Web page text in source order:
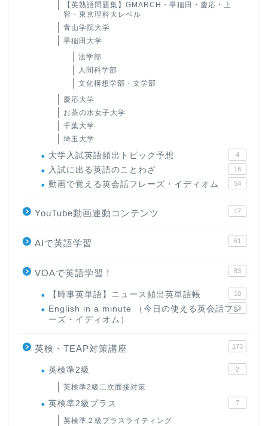
【英熟語問題集】GMARCH・早稲田・慶応・上
智・東京理科大レベル
青山学院大学
早稲田大学
法学部
人間科学部
文化構想学部・文学部
慶応大学
お茶の水女子大学
千葉大学
埼玉大学
大学入試英語頻出トピック予想 4
入試に出る英語のことわざ 16
動画で覚える英会話フレーズ・イディオム 54
YouTube動画連動コンテンツ 17
AIで英語学習 61
VOAで英語学習！ 83
【時事英単語】ニュース頻出英単語帳 10
English in a minute （今日の使える英会話フレ
ーズ・イディオム）
63
英検・TEAP対策講座 173
英検準2級 2
英検準2級二次面接対策
英検準2級プラス 7
英検準２級プラスライティング